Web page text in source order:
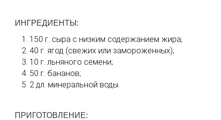
ИНГРЕДИЕНТЫ:
150 г. сыра с низким содержанием жира;
40 г. ягод (свежих или замороженных);
10 г. льняного семени;
50 г. бананов;
2 дл. минеральной воды.
ПРИГОТОВЛЕНИЕ: